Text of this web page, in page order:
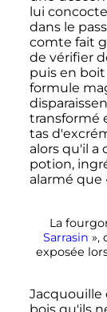
lui
dans le
comte fait
de vérifier
puis en
formule
transformé
tas
alors qu'il a
potion,
alarmé que
La
Sarrasin »,
exposée
Jacquouille